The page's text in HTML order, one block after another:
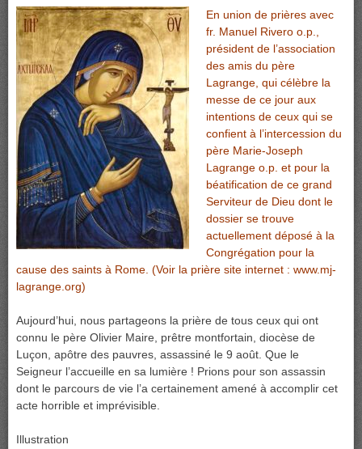
En union de prières avec
fr. Manuel Rivero o.p.,
président de l’association
des amis du père
Lagrange, qui célèbre la
messe de ce jour aux
intentions de ceux qui se
confient à l’intercession du
père Marie-Joseph
Lagrange o.p. et pour la
béatification de ce grand
Serviteur de Dieu dont le
dossier se trouve
actuellement déposé à la
Congrégation pour la
cause des saints à Rome. (Voir la prière site internet : www.mj-
lagrange.org)
Aujourd’hui, nous partageons la prière de tous ceux qui ont
connu le père Olivier Maire, prêtre montfortain, diocèse de
Luçon, apôtre des pauvres, assassiné le 9 août. Que le
Seigneur l’accueille en sa lumière ! Prions pour son assassin
dont le parcours de vie l’a certainement amené à accomplir cet
acte horrible et imprévisible.
Illustration